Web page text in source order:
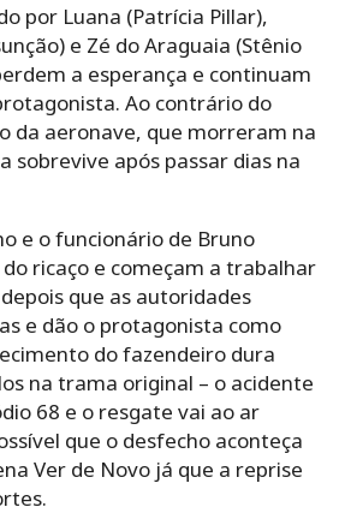
por Luana (Patrícia Pillar),
e Zé do Araguaia (Stênio
a esperança e continuam
Ao contrário do
da aeronave, que morreram na
sobrevive após passar dias na
e o funcionário de Bruno
ricaço e começam a trabalhar
que as autoridades
e dão o protagonista como
do fazendeiro dura
na trama original – o acidente
68 e o resgate vai ao ar
que o desfecho aconteça
Ver de Novo já que a reprise